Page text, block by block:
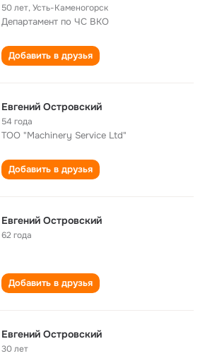
50 лет,Усть-Каменогорск
Департамент по ЧС ВКО
Добавить в друзья
Евгений Островский
54 года
ТОО "Machinery Service Ltd"
Добавить в друзья
Евгений Островский
62 года
Добавить в друзья
Евгений Островский
30 лет